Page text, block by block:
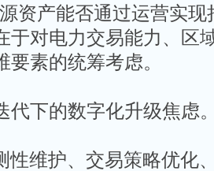
资产能否通过运营实
于对电力交易能力、区
要素的统筹考虑。
代下的数字化升级焦虑
性维护、交易策略优化